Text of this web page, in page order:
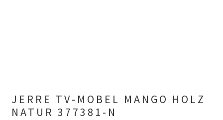
JERRE TV-MOBEL MANGO HOLZ
NATUR 377381-N